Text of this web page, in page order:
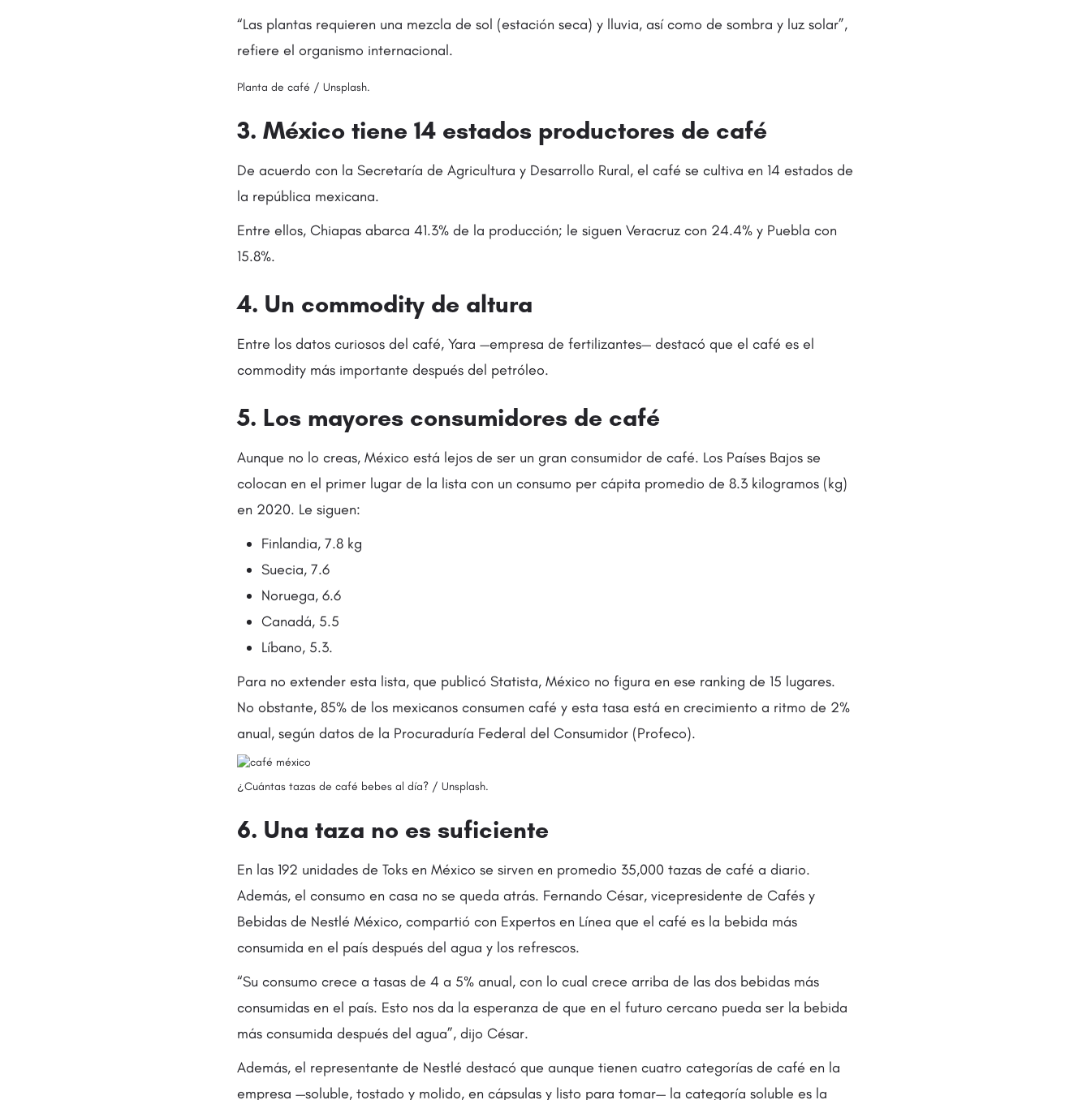
“Las plantas requieren una mezcla de sol (estación seca) y lluvia, así como de sombra y luz solar”,
refiere el organismo internacional.
Planta de café / Unsplash.
3. México tiene 14 estados productores de café
De acuerdo con la Secretaría de Agricultura y Desarrollo Rural, el café se cultiva en 14 estados de
la república mexicana.
Entre ellos, Chiapas abarca 41.3% de la producción; le siguen Veracruz con 24.4% y Puebla con
15.8%.
4. Un commodity de altura
Entre los datos curiosos del café, Yara —empresa de fertilizantes— destacó que el café es el
commodity más importante después del petróleo.
5. Los mayores consumidores de café
Aunque no lo creas, México está lejos de ser un gran consumidor de café. Los Países Bajos se
colocan en el primer lugar de la lista con un consumo per cápita promedio de 8.3 kilogramos (kg)
en 2020. Le siguen:
Finlandia, 7.8 kg
Suecia, 7.6
Noruega, 6.6
Canadá, 5.5
Líbano, 5.3.
Para no extender esta lista, que publicó Statista, México no figura en ese ranking de 15 lugares.
No obstante, 85% de los mexicanos consumen café y esta tasa está en crecimiento a ritmo de 2%
anual, según datos de la Procuraduría Federal del Consumidor (Profeco).
¿Cuántas tazas de café bebes al día? / Unsplash.
6. Una taza no es suficiente
En las 192 unidades de Toks en México se sirven en promedio 35,000 tazas de café a diario.
Además, el consumo en casa no se queda atrás. Fernando César, vicepresidente de Cafés y
Bebidas de Nestlé México, compartió con Expertos en Línea que el café es la bebida más
consumida en el país después del agua y los refrescos.
“Su consumo crece a tasas de 4 a 5% anual, con lo cual crece arriba de las dos bebidas más
consumidas en el país. Esto nos da la esperanza de que en el futuro cercano pueda ser la bebida
más consumida después del agua”, dijo César.
Además, el representante de Nestlé destacó que aunque tienen cuatro categorías de café en la
empresa —soluble, tostado y molido, en cápsulas y listo para tomar— la categoría soluble es la